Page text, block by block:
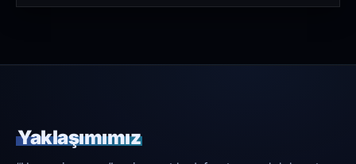
Yaklaşımımız